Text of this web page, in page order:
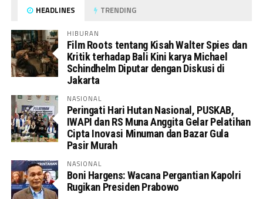
HEADLINES TRENDING
HIBURAN
Film Roots tentang Kisah Walter Spies dan
Kritik terhadap Bali Kini karya Michael
Schindhelm Diputar dengan Diskusi di
Jakarta
NASIONAL
Peringati Hari Hutan Nasional, PUSKAB,
IWAPI dan RS Muna Anggita Gelar Pelatihan
Cipta Inovasi Minuman dan Bazar Gula
Pasir Murah
NASIONAL
Boni Hargens: Wacana Pergantian Kapolri
Rugikan Presiden Prabowo